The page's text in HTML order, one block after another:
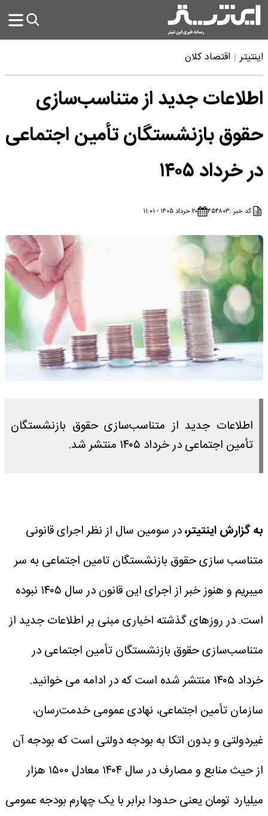
اینتیتر اقتصاد کلان
اطلاعات جدید از متناسب‌سازی
حقوق بازنشستگان تأمین اجتماعی
در خرداد ۱۴۰۵
کد خبر :۴۵۴۸۰۳ ۲۰ خرداد ۱۴۰۵ - ۱۱:۰۱
اطلاعات جدید از متناسب‌سازی حقوق بازنشستگان
تأمین اجتماعی در خرداد ۱۴۰۵ منتشر شد.
به گزارش اینتیتر،در سومین سال از نظر اجرای قانونی
متناسب سازی حقوق بازنشستگان تامین اجتماعی به سر
میبریم و هنوز خبر از اجرای این قانون در سال ۱۴۰۵ نبوده
است. در روزهای گذشته اخباری مبنی بر اطلاعات جدید از
متناسب‌سازی حقوق بازنشستگان تأمین اجتماعی در
خرداد ۱۴۰۵ منتشر شده است که در ادامه می خوانید.
سازمان تأمین اجتماعی، نهادی عمومی خدمت‌رسان،
غیردولتی و بدون اتکا به بودجه دولتی است که بودجه آن
از حیث منابع و مصارف در سال ۱۴۰۴ معادل ۱۵۰۰ هزار
میلیارد تومان یعنی حدودا برابر با یک چهارم بودجه عمومی